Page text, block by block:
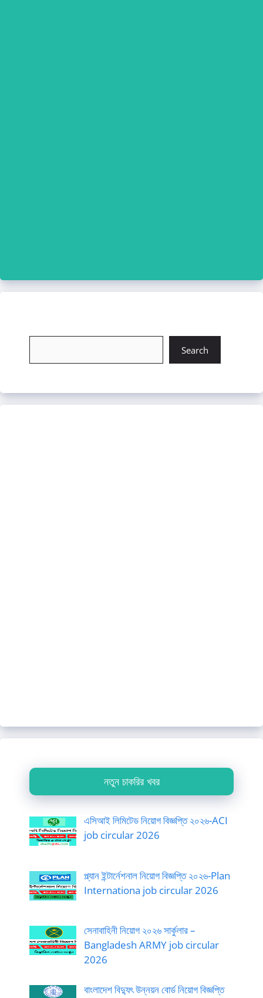
Search
নতুন চাকরির খবর
এসিআই লিমিটেড নিয়োগ বিজ্ঞপ্তি ২০২৬-ACI
job circular 2026
প্ল্যান ইন্টার্নেশনাল নিয়োগ বিজ্ঞপ্তি ২০২৬-Plan
Internationa job circular 2026
সেনাবাহিনী নিয়োগ ২০২৬ সার্কুলার –
Bangladesh ARMY job circular
2026
বাংলাদেশ বিদ্যুৎ উন্নয়ন বোর্ড নিয়োগ বিজ্ঞপ্তি